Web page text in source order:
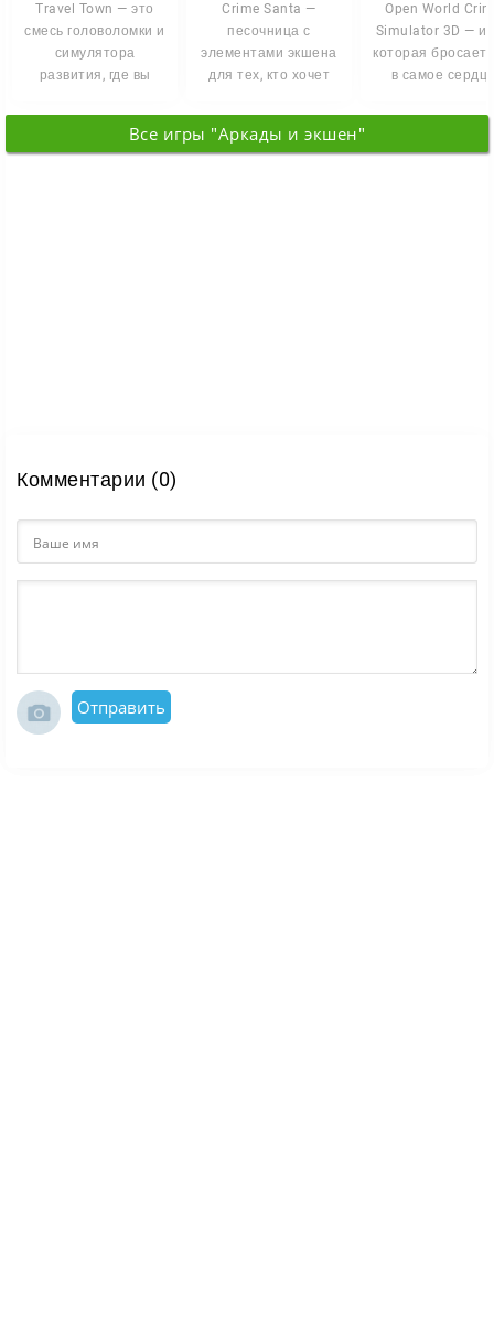
Travel Town — это
смесь головоломки и
симулятора
развития, где вы
красочному миру,
Crime Santa —
песочница с
элементами экшена
для тех, кто хочет
Санты-бунтаря. <p
Open World
Simulator 3D —
которая бросает
в самое
Все игры "Аркады и экшен"
Комментарии (0)
Отправить